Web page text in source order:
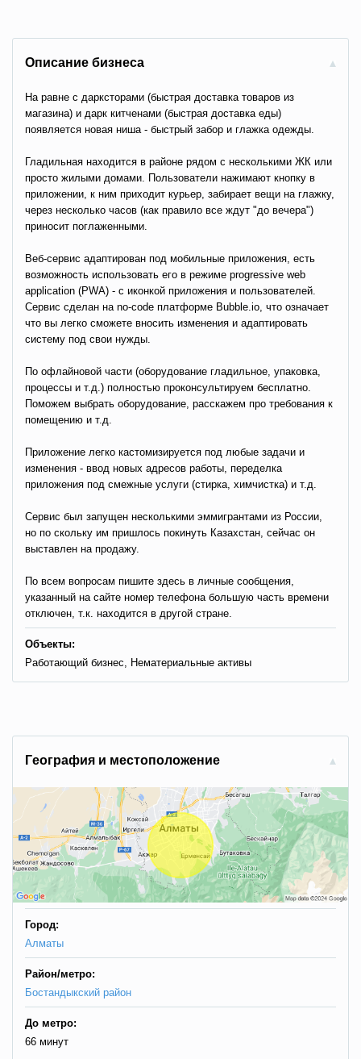
Описание бизнеса
На равне с дарксторами (быстрая доставка товаров из
магазина) и дарк китченами (быстрая доставка еды)
появляется новая ниша - быстрый забор и глажка одежды.
Гладильная находится в районе рядом с несколькими ЖК или
просто жилыми домами. Пользователи нажимают кнопку в
приложении, к ним приходит курьер, забирает вещи на глажку,
через несколько часов (как правило все ждут "до вечера")
приносит поглаженными.
Веб-сервис адаптирован под мобильные приложения, есть
возможность использовать его в режиме progressive web
application (PWA) - с иконкой приложения и пользователей.
Сервис сделан на no-code платформе Bubble.io, что означает
что вы легко сможете вносить изменения и адаптировать
систему под свои нужды.
По офлайновой части (оборудование гладильное, упаковка,
процессы и т.д.) полностью проконсультируем бесплатно.
Поможем выбрать оборудование, расскажем про требования к
помещению и т.д.
Приложение легко кастомизируется под любые задачи и
изменения - ввод новых адресов работы, переделка
приложения под смежные услуги (стирка, химчистка) и т.д.
Сервис был запущен несколькими эммигрантами из России,
но по скольку им пришлось покинуть Казахстан, сейчас он
выставлен на продажу.
По всем вопросам пишите здесь в личные сообщения,
указанный на сайте номер телефона большую часть времени
отключен, т.к. находится в другой стране.
Объекты:
Работающий бизнес, Нематериальные активы
Гeoгpaфия и мecтoпoлoжeниe
Город:
Алматы
Район/метро:
Бостандыкский район
До метро:
66 минут